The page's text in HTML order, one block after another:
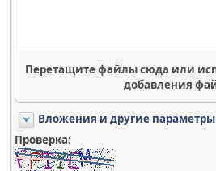
Перетащите файлы сюда или
добавления
Вложения и другие параметры
Проверка: